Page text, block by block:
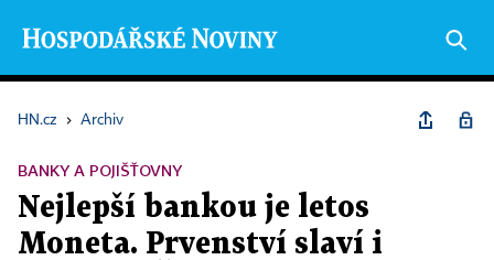
HN.cz › Archiv
BANKY A POJIŠŤOVNY
Nejlepší bankou je letos
Moneta. Prvenství slaví i